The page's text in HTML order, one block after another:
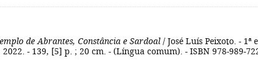
de Abrantes, Constância e Sardoal / José Luís Peixoto. - 1ª
- 139, [5] p. ; 20 cm. - (Língua comum). - ISBN 978-989-